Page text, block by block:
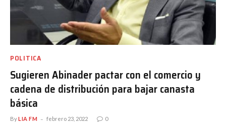
POLITICA
Sugieren Abinader pactar con el comercio y
cadena de distribución para bajar canasta
básica
ByLIA FM febrero 23, 2022 0